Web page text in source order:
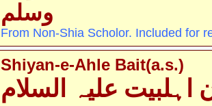
وسلم
From Non-Shia Scholor. Included for
Shiyan-e-Ahle Bait(a.s.)
اہلبیت علیہ السلام